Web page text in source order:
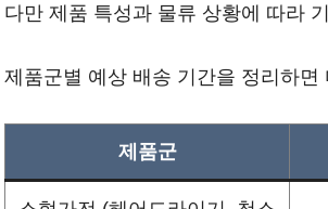
다만 제품 특성과 물류 상황에 따라
제품군별 예상 배송 기간을 정리하면
제품군